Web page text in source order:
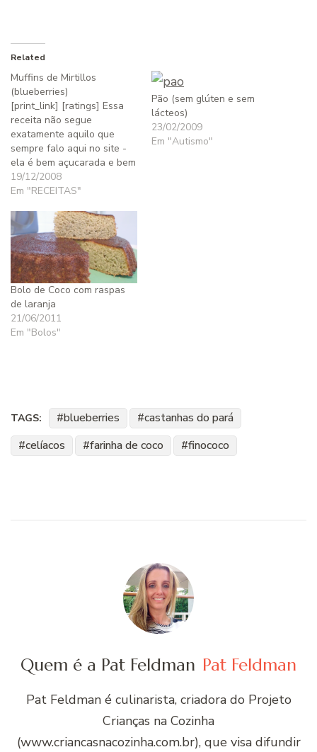
Related
Muffins de Mirtillos
(blueberries)
[print_link] [ratings] Essa
receita não segue
exatamente aquilo que
sempre falo aqui no site -
ela é bem açucarada e bem
cheia de farinha -, mas
ainda assim adaptei a
restaurante Mangia, de
Nova York), trocando
farinha branca por integral,
açúcar por mel e óleo de
soja…
19/12/2008
Em "RECEITAS"
Pão (sem glúten e sem
lácteos)
23/02/2009
Em "Autismo"
Bolo de Coco com raspas
de laranja
21/06/2011
Em "Bolos"
TAGS: blueberries
castanhas do pará
celíacos
farinha de coco finococo
Quem é a Pat Feldman Pat Feldman
Pat Feldman é culinarista, criadora do Projeto
Crianças na Cozinha
(www.criancasnacozinha.com.br), que visa difundir